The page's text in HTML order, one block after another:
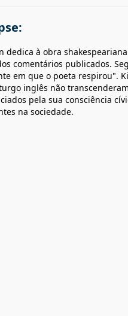
dedica à obra
comentários publicados.
em que o poeta respirou".
inglês não
pela sua consciência
na sociedade.